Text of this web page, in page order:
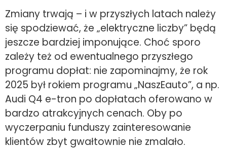
Zmiany trwają – i w przyszłych latach należy
się spodziewać, że „elektryczne liczby” będą
jeszcze bardziej imponujące. Choć sporo
zależy też od ewentualnego przyszłego
programu dopłat: nie zapominajmy, że rok
2025 był rokiem programu „NaszEauto”, a np.
Audi Q4 e-tron po dopłatach oferowano w
bardzo atrakcyjnych cenach. Oby po
wyczerpaniu funduszy zainteresowanie
klientów zbyt gwałtownie nie zmalało.